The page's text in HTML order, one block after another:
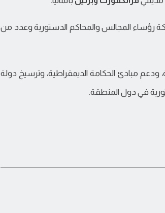
رؤساء المجالس والمحاكم الدستورية وعدد من
ودعم مبادئ الحكامة الديمقراطية، وترسيخ دولة
في دول المنطقة.